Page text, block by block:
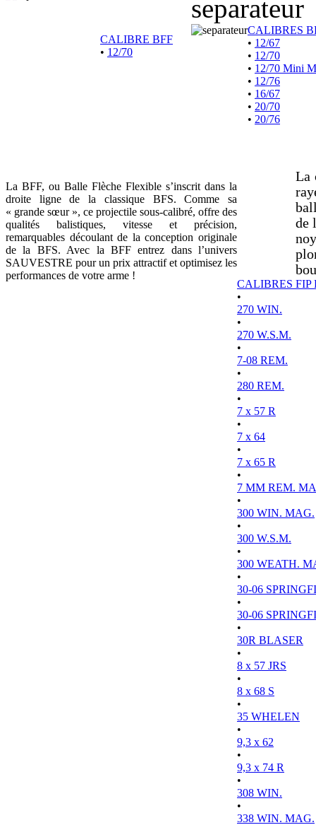
CALIBRE BFF
• 12/70
CALIBRES
• 12/67
• 12/70
• 12/70 Mini
• 12/76
• 16/67
• 20/70
• 20/76
La BFF, ou Balle Flèche Flexible s’inscrit dans la
droite ligne de la classique BFS. Comme sa
« grande sœur », ce projectile sous-calibré, offre des
qualités balistiques, vitesse et précision,
remarquables découlant de la conception originale
de la BFS. Avec la BFF entrez dans l’univers
SAUVESTRE pour un prix attractif et optimisez les
performances de votre arme !
La
de
CALIBRES FIP
•
270 WIN.
•
270 W.S.M.
•
7-08 REM.
•
280 REM.
•
7 x 57 R
•
7 x 64
•
7 x 65 R
•
7 MM REM.
•
300 WIN. MAG.
•
300 W.S.M.
•
300 WEATH.
•
30-06
•
30-06
•
30R BLASER
•
8 x 57 JRS
•
8 x 68 S
•
35 WHELEN
•
9,3 x 62
•
9,3 x 74 R
•
308 WIN.
•
338 WIN. MAG.